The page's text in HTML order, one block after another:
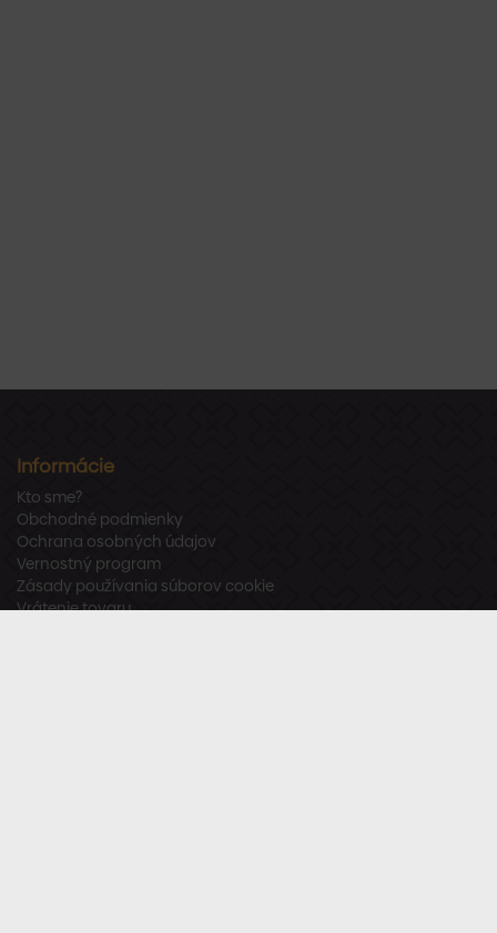
Informácie
Kto sme?
Obchodné podmienky
Ochrana osobných údajov
Vernostný program
Zásady používania súborov cookie
Vrátenie tovaru